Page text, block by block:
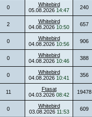
0
Whitebird
05.08.2026 14:47 240
2
Whitebird
04.08.2026 10:50 657
0
Whitebird
04.08.2026 10:56 906
0
Whitebird
04.08.2026 10:46 388
0
Whitebird
04.08.2026 10:41 356
11
Ftasat
04.03.2026 08:42 19478
0
Whitebird
03.08.2026 11:53 609